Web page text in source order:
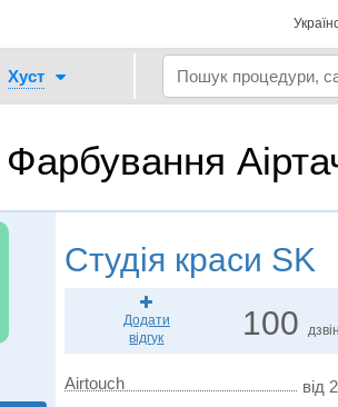
Хуст
Фарбування
Студія краси SK
Додати
відгук
100
Airtouch від